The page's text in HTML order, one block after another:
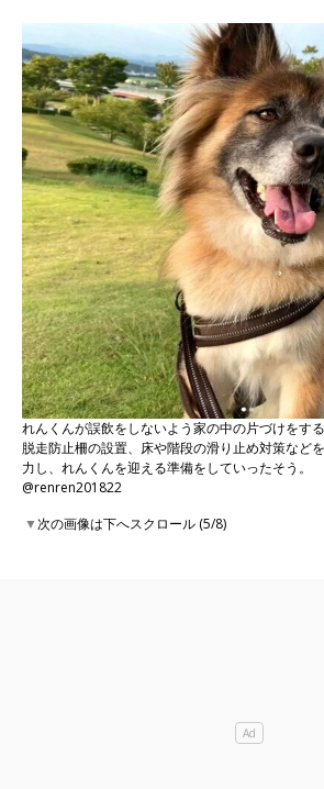
れんくんが誤飲をしないよう家の中の片づけをす
脱走防止柵の設置、床や階段の滑り止め対策など
力し、れんくんを迎える準備をしていったそう。
@renren201822
▼次の画像は下へスクロール (5/8)